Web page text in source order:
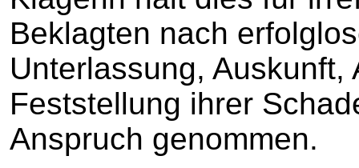
Beklagten nach
Unterlassung,
Feststellung ihrer
Anspruch genommen.